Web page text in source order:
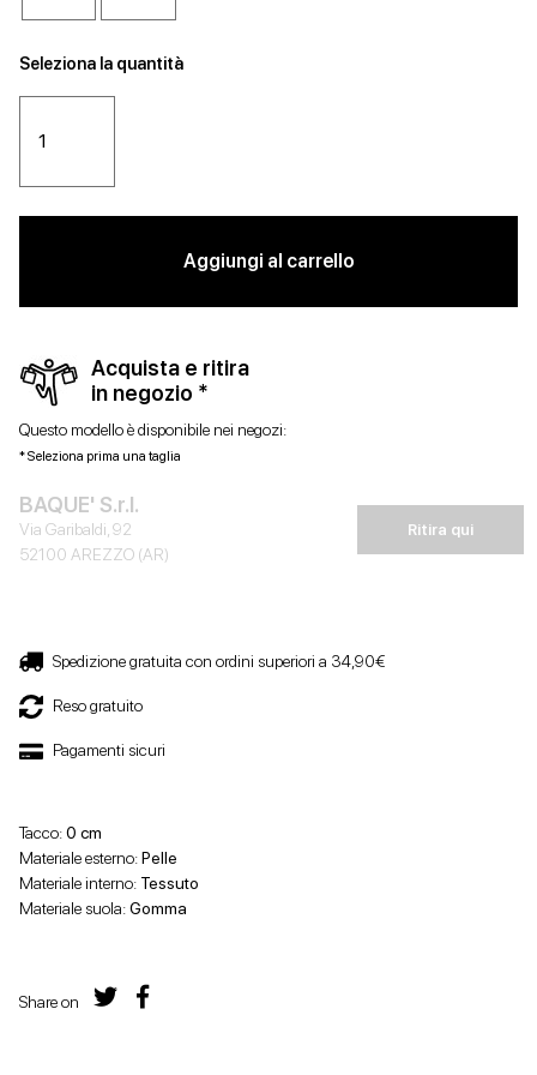
Seleziona la quantità
Aggiungi al carrello
Acquista e ritira
in negozio *
Questo modello è disponibile nei negozi:
* Seleziona prima una taglia
BAQUE' S.r.l.
Via Garibaldi, 92
52100 AREZZO (AR)
Ritira qui
Spedizione gratuita con ordini superiori a 34,90€
Reso gratuito
Pagamenti sicuri
Tacco:0 cm
Materiale esterno:Pelle
Materiale interno: Tessuto
Materiale suola:Gomma
Share on